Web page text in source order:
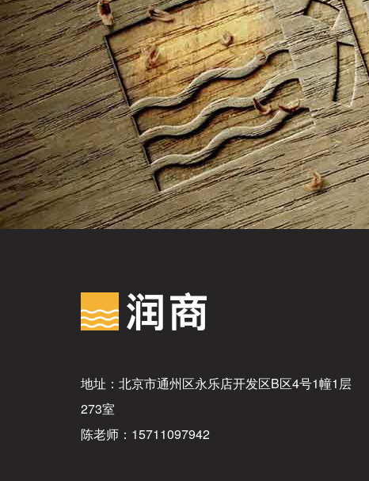
地址：北京市通州区永乐店开发区B区4号1幢1层
273室
陈老师：15711097942